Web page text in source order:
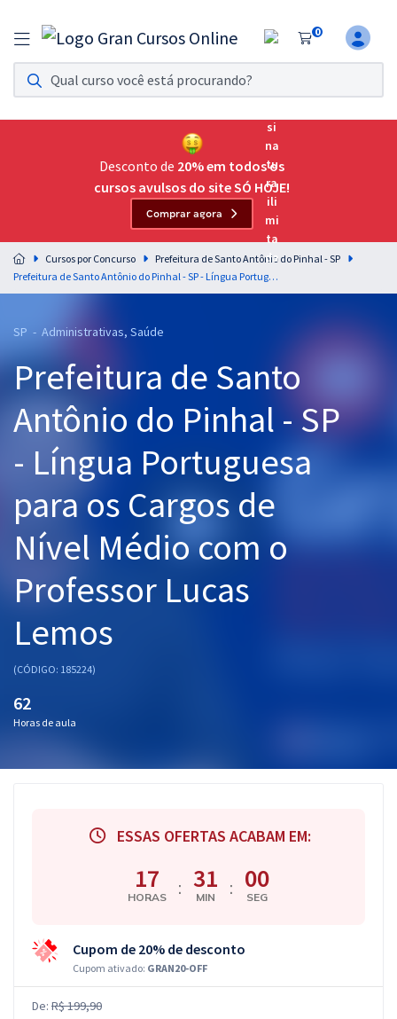
0
Assinatura Ilimitada 11
Acesso a todos os cursos. Teste grátis por 7 dias!
Assinatura OAB Até Passar
Acesso ilimitado a toda preparação para o Exame da
Residências Multiprofissionais
Preparação completa e intensiva para as principais
residências em saúde do Brasil
Cursos 20% OFF
Pós
Graduação
OAB
Mentorias
Questões grátis
Desconto de 20% em todos os
cursos avulsos do site SÓ HOJE!
Comprar agora
Cursos por Concurso
Prefeitura de Santo Antônio do Pinhal - SP
Prefeitura de Santo Antônio do Pinhal - SP - Língua Portuguesa para os Cargos de Nível Médio com o Professor Lucas Lemos
SP - Administrativas, Saúde
Prefeitura de Santo
Antônio do Pinhal - SP
- Língua Portuguesa
para os Cargos de
Nível Médio com o
Professor Lucas
Lemos
(CÓDIGO: 185224)
62
Horas de aula
ESSAS OFERTAS ACABAM EM:
17
HORAS : 30
MIN : 59
SEG
Cupom de 20% de desconto
Cupom ativado: GRAN20-OFF
De: R$ 199,90